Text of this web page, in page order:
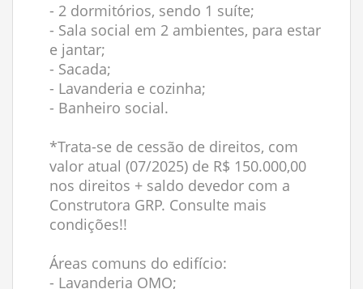
- 2 dormitórios, sendo 1 suíte;
- Sala social em 2 ambientes, para estar
e jantar;
- Sacada;
- Lavanderia e cozinha;
- Banheiro social.
*Trata-se de cessão de direitos, com
valor atual (07/2025) de R$ 150.000,00
nos direitos + saldo devedor com a
Construtora GRP. Consulte mais
condições!!
Áreas comuns do edifício:
- Lavanderia OMO;